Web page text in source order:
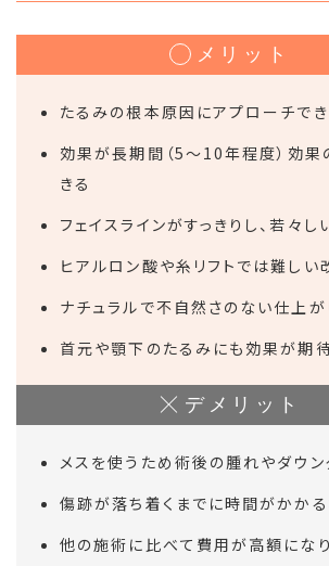
メリット
たるみの根本原因にアプローチでき
効果が長期間（5〜10年程度）効果
きる
フェイスラインがすっきりし、若々し
ヒアルロン酸や糸リフトでは難しい
ナチュラルで不自然さのない仕上
首元や顎下のたるみにも効果が期
デメリット
メスを使うため術後の腫れやダウン
傷跡が落ち着くまでに時間がかか
他の施術に比べて費用が高額にな